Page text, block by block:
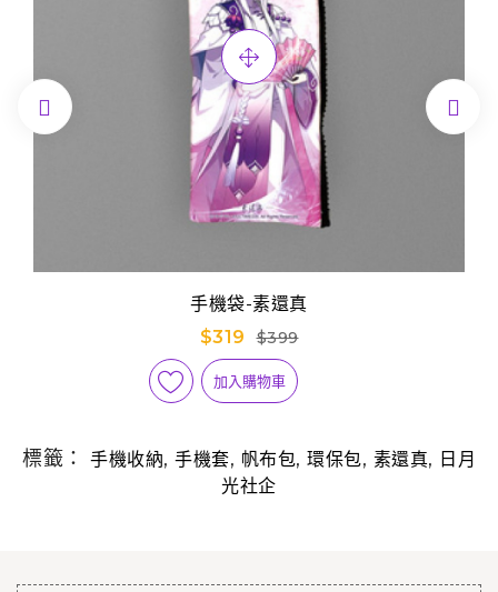
手機袋-素還真
$319
$399
加入購物車
 
標籤： 手機收納, 手機套, 帆布包, 環保包, 素還真, 日月
光社企